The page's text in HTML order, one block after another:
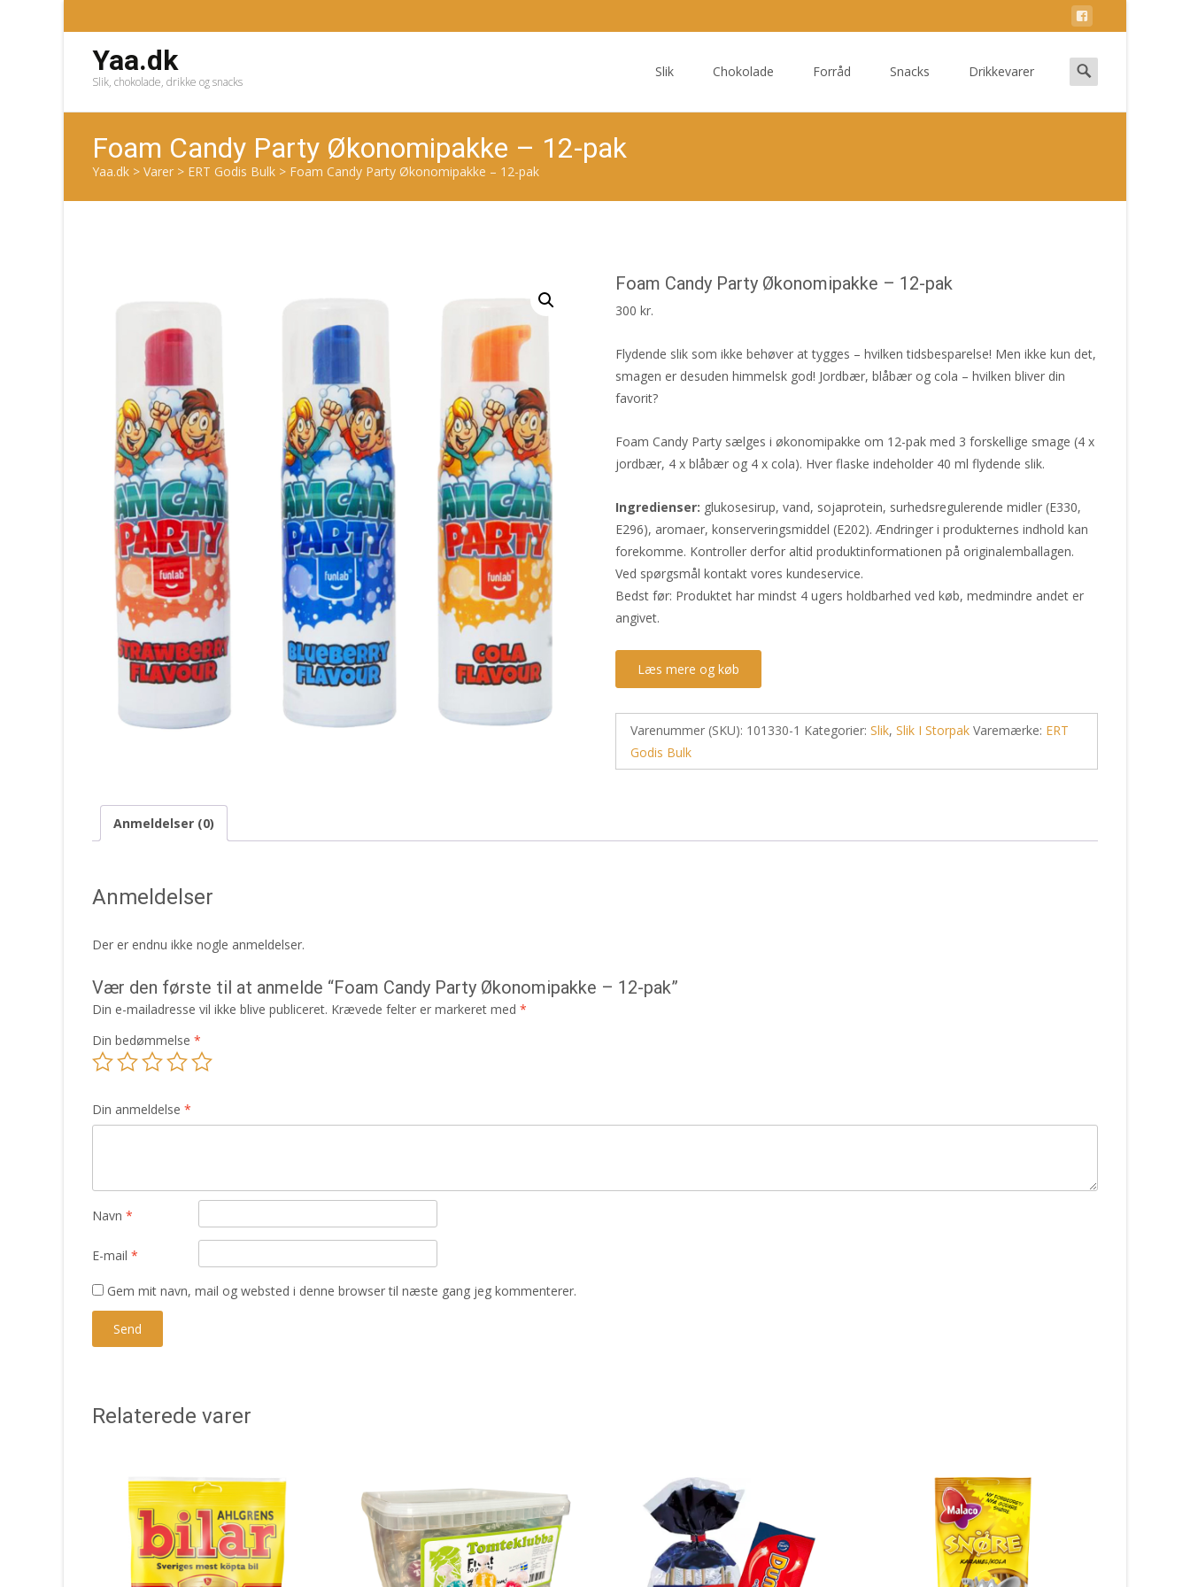
Yaa.dk
Slik, chokolade, drikke og snacks
Slik Chokolade Forråd Snacks Drikkevarer
Search
for:
Foam Candy Party Økonomipakke – 12-pak
Yaa.dk > Varer > ERT Godis Bulk > Foam Candy Party Økonomipakke – 12-pak
Foam Candy Party Økonomipakke – 12-pak
300 kr.
Flydende slik som ikke behøver at tygges – hvilken tidsbesparelse! Men ikke kun det,
smagen er desuden himmelsk god! Jordbær, blåbær og cola – hvilken bliver din
favorit?
Foam Candy Party sælges i økonomipakke om 12-pak med 3 forskellige smage (4 x
jordbær, 4 x blåbær og 4 x cola). Hver flaske indeholder 40 ml flydende slik.
Ingredienser: glukosesirup, vand, sojaprotein, surhedsregulerende midler (E330,
E296), aromaer, konserveringsmiddel (E202). Ændringer i produkternes indhold kan
forekomme. Kontroller derfor altid produktinformationen på originalemballagen.
Ved spørgsmål kontakt vores kundeservice.
Bedst før: Produktet har mindst 4 ugers holdbarhed ved køb, medmindre andet er
angivet.
Læs mere og køb
Varenummer (SKU): 101330-1 Kategorier: Slik, Slik I Storpak Varemærke: ERT
Godis Bulk
Anmeldelser (0)
Anmeldelser
Der er endnu ikke nogle anmeldelser.
Vær den første til at anmelde “Foam Candy Party Økonomipakke – 12-pak”
Din e-mailadresse vil ikke blive publiceret. Krævede felter er markeret med *
Din bedømmelse *
Din anmeldelse *
Navn *
E-mail *
Gem mit navn, mail og websted i denne browser til næste gang jeg kommenterer.
Relaterede varer